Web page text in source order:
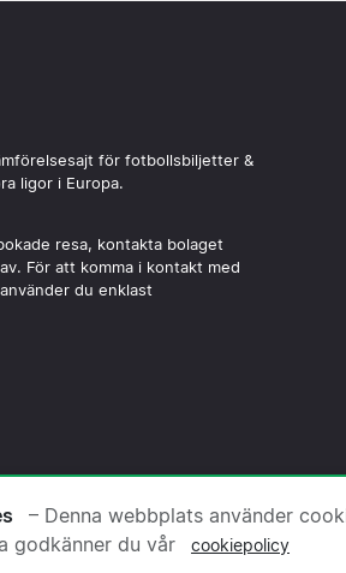
för fotbollsbiljetter &
ligor i Europa.
resa, kontakta bolaget
För att komma i kontakt med
du enklast
Copyright Fotbollsresa.nu · Om
– Denna webbplats använder
godkänner du vår
cookiepolicy